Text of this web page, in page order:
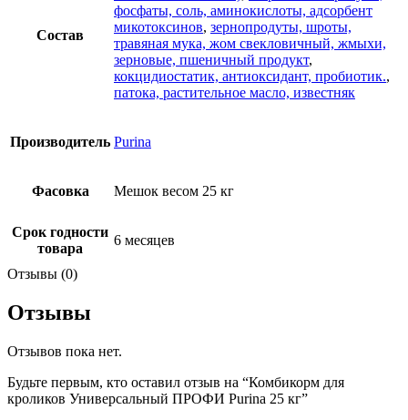
Состав
фосфаты, соль, аминокислоты, адсорбент
микотоксинов, зернопродуты, шроты,
травяная мука, жом свекловичный, жмыхи,
зерновые, пшеничный продукт,
кокцидиостатик, антиоксидант, пробиотик.,
патока, растительное масло, известняк
Производитель Purina
Фасовка Мешок весом 25 кг
Срок годности
товара
6 месяцев
Отзывы (0)
Отзывы
Отзывов пока нет.
Будьте первым, кто оставил отзыв на “Комбикорм для
кроликов Универсальный ПРОФИ Purina 25 кг”